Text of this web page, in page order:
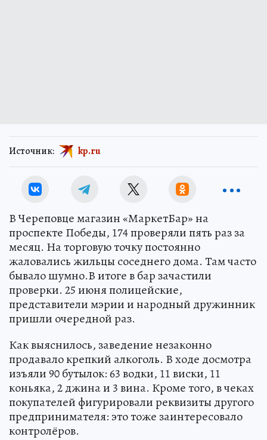
Источник: kp.ru
В Череповце магазин «МаркетБар» на
проспекте Победы, 174 проверяли пять раз за
месяц. На торговую точку постоянно
жаловались жильцы соседнего дома. Там часто
бывало шумно.В итоге в бар зачастили
проверки. 25 июня полицейские,
представители мэрии и народный дружинник
пришли очередной раз.
Как выяснилось, заведение незаконно
продавало крепкий алкоголь. В ходе досмотра
изъяли 90 бутылок: 63 водки, 11 виски, 11
коньяка, 2 джина и 3 вина. Кроме того, в чеках
покупателей фигурировали реквизиты другого
предпринимателя: это тоже заинтересовало
контролёров.